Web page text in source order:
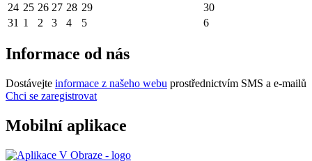
24 25 26 27 28 29
30
31 1 2 3 4 5 6
Informace od nás
Dostávejte informace z našeho webu prostřednictvím SMS a e-mailů
Chci se zaregistrovat
Mobilní aplikace